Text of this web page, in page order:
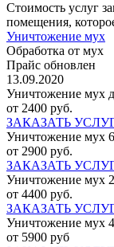
Стоимость услуг
помещения,
Уничтожение мух
Обработка от мух
Прайс обновлен
13.09.2020
Уничтожение мух
от 2400 руб.
ЗАКАЗАТЬ
Уничтожение мух
от 2900 руб.
ЗАКАЗАТЬ
Уничтожение мух
от 4400 руб.
ЗАКАЗАТЬ
Уничтожение мух
от 5900 руб